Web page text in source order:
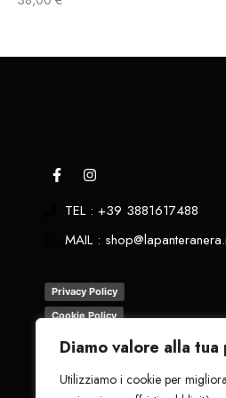
Diamo valore alla tua
Utilizziamo i cookie per
TEL : +39 3881617488
MAIL :
Privacy Policy
Cookie Policy
Termini e Condizioni